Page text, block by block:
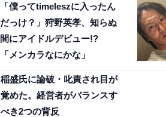
「僕ってtimeleszに入ったん
だっけ？」狩野英孝、知らぬ
間にアイドルデビュー!?
「メンカラなにかな」
稲盛氏に論破・叱責され目が
覚めた。経営者がバランスす
べき2つの背反